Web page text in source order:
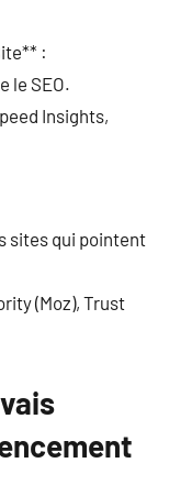
:
le SEO.
Insights,
sites qui pointent
(Moz), Trust